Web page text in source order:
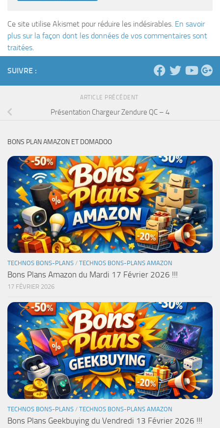
Ce site utilise Akismet pour réduire les indésirables. En savoir
plus sur la façon dont les données de vos commentaires sont
traitées.
SUIVRE :
ARTICLE PRÉCÉDENT
Présentation Chargeur Zendure QC – 4
BONS PLAN AMAZON ET DOMADOO
TECHNOS BONS-PLANS / TECHNOS BONS-PLANS AMAZON
Bons Plans Amazon du Mardi 17 Février 2026 !!!
17 FÉVRIER 2026
TECHNOS BONS-PLANS / TECHNOS BONS-PLANS AMAZON
Bons Plans Geekbuying du Vendredi 13 Février 2026 !!!